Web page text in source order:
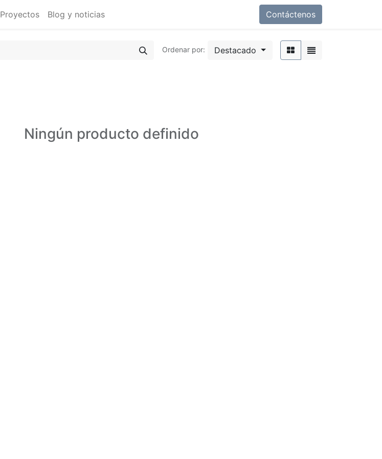
Proyectos Blog y noticias Contáctenos
Ordenar por: Destacado
Ningún producto definido